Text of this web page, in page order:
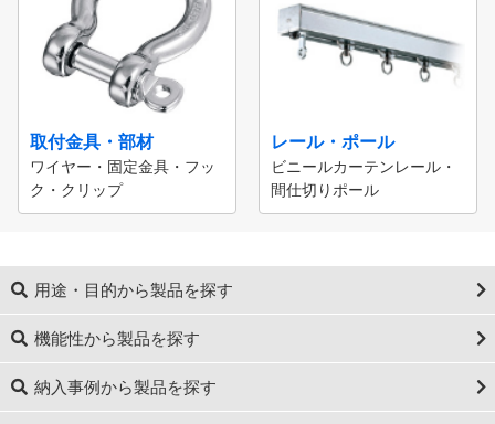
取付金具・部材
ワイヤー・固定金具・フッ
ク・クリップ
レール・ポール
ビニールカーテンレール・
間仕切りポール
用途・目的から製品を探す
機能性から製品を探す
納入事例から製品を探す